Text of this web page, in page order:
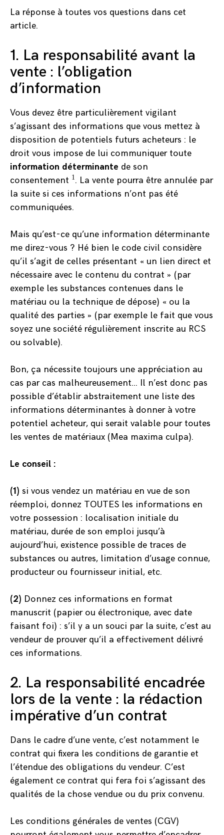
La réponse à toutes vos questions dans cet
article.
1. La responsabilité avant la
vente : l’obligation
d’information
Vous devez être particulièrement vigilant
s’agissant des informations que vous mettez à
disposition de potentiels futurs acheteurs : le
droit vous impose de lui communiquer toute
information déterminante de son
consentement 1. La vente pourra être annulée par
la suite si ces informations n’ont pas été
communiquées.
Mais qu’est-ce qu’une information déterminante
me direz-vous ? Hé bien le code civil considère
qu’il s’agit de celles présentant « un lien direct et
nécessaire avec le contenu du contrat » (par
exemple les substances contenues dans le
matériau ou la technique de dépose) « ou la
qualité des parties » (par exemple le fait que vous
soyez une société régulièrement inscrite au RCS
ou solvable).
Bon, ça nécessite toujours une appréciation au
cas par cas malheureusement… Il n’est donc pas
possible d’établir abstraitement une liste des
informations déterminantes à donner à votre
potentiel acheteur, qui serait valable pour toutes
les ventes de matériaux (Mea maxima culpa).
Le conseil :
(1) si vous vendez un matériau en vue de son
réemploi, donnez TOUTES les informations en
votre possession : localisation initiale du
matériau, durée de son emploi jusqu’à
aujourd’hui, existence possible de traces de
substances ou autres, limitation d’usage connue,
producteur ou fournisseur initial, etc.
(2) Donnez ces informations en format
manuscrit (papier ou électronique, avec date
faisant foi) : s’il y a un souci par la suite, c’est au
vendeur de prouver qu’il a effectivement délivré
ces informations.
2. La responsabilité encadrée
lors de la vente : la rédaction
impérative d’un contrat
Dans le cadre d’une vente, c’est notamment le
contrat qui fixera les conditions de garantie et
l’étendue des obligations du vendeur. C’est
également ce contrat qui fera foi s’agissant des
qualités de la chose vendue ou du prix convenu.
Les conditions générales de ventes (CGV)